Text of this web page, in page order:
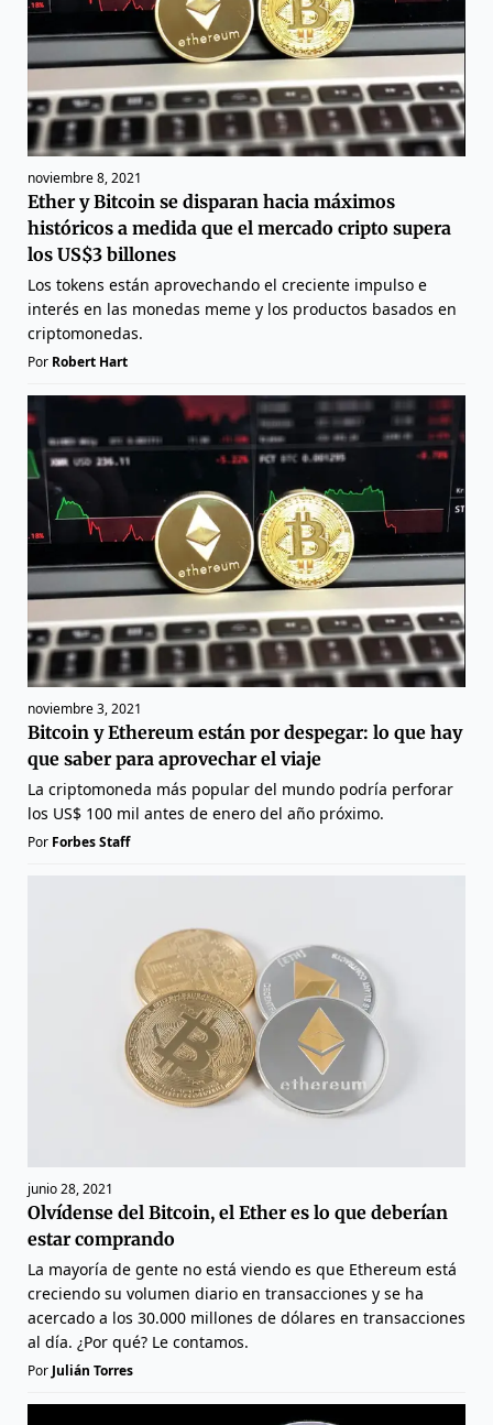
noviembre 8, 2021
Ether y Bitcoin se disparan hacia máximos
históricos a medida que el mercado cripto supera
los US$3 billones
Los tokens están aprovechando el creciente impulso e
interés en las monedas meme y los productos basados en
criptomonedas.
Por Robert Hart
noviembre 3, 2021
Bitcoin y Ethereum están por despegar: lo que hay
que saber para aprovechar el viaje
La criptomoneda más popular del mundo podría perforar
los US$ 100 mil antes de enero del año próximo.
Por Forbes Staff
junio 28, 2021
Olvídense del Bitcoin, el Ether es lo que deberían
estar comprando
La mayoría de gente no está viendo es que Ethereum está
creciendo su volumen diario en transacciones y se ha
acercado a los 30.000 millones de dólares en transacciones
al día. ¿Por qué? Le contamos.
Por Julián Torres